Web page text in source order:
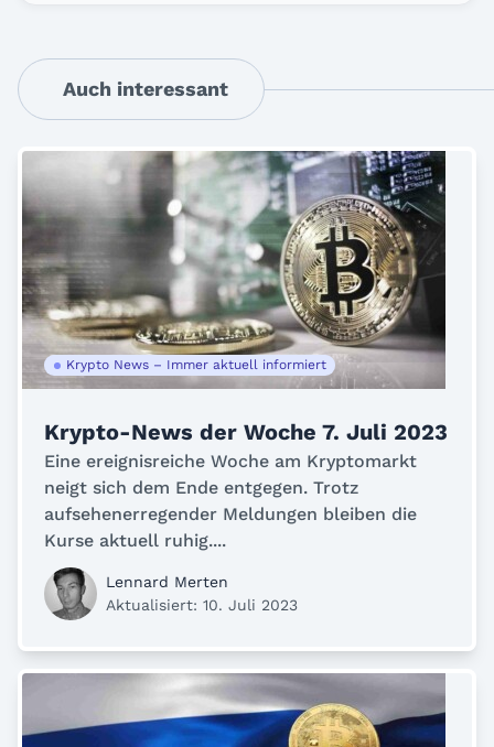
Auch interessant
Krypto News – Immer aktuell informiert
Krypto-News der Woche 7. Juli 2023
Eine ereignisreiche Woche am Kryptomarkt
neigt sich dem Ende entgegen. Trotz
aufsehenerregender Meldungen bleiben die
Kurse aktuell ruhig....
Lennard Merten
Aktualisiert: 10. Juli 2023